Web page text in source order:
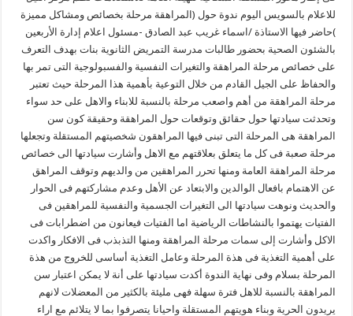
مغلقة
للاعلام بالسويس اليوم ندوة حول (المراهقة مرحلة بخصائص ومشاكل مميزة
)حاضر فيها الاستاذة /اسماء غريب عبد الصادق -مسئول اعلام إدارة الأربعين
بالشئون الصحية بحضور طالبات مدرسة التمريض الثانوية بنات بهدف التعرف
على خصائص مرحلة المراهقة والتغيرات النفسية والفسبولوجية التى تمر بها
والحفاظ على الجيل القادم من خلال التوعية بأهمية هذا المرحلة حيث تعتبر
مرحلة المراهقة من أهم واصعب مرحلة بالنسبة للابناء والاهل على حد سواء
وتحدثت سيادتها حول حقائق وتوقعات حول المراهقة وحقيقة كون سن
المراهقة هى المرحلة التى تبنى فيها المراهقون شخصيتهم المستقلة وتجعلها
مرحلة صعبة فى كل ما يتعلق بعلاقتهم مع الاهل وأشارت سيادتها الى خصائص
مرحلة المراهقة العامة ومنها تحرر المراهقين من والديهم وتوقف المراهق
عن الاهتمام بافعال الوالدين والابتعاد عن الأهل وعدم مشاركتهم فى الحوار
والحديث ونوهت سيادتها الى التغيرات الجسمية والنفسية للمراهقين فى
الفتيات يهتموا بالنشاطات الرياضية اما الفتيات فيعانون من اضطرابات فى
الاكل وأشارت إلى سمات مرحلة المراهقة ومنها التذبذب فى الافكار واكدت
على أهمية التغذية فى هذة المرحلة وعامل التغذية أساسى للخروج من هذة
المرحلة بسلام وفى نهاية الندوة أكدت سيادتها على أنة لا يمكن اعتبار سن
المراهقة بالنسبة للاهل فترة سهلة فهى مليئة بالكثير من المعضلات لانهم
يريدون الحرية وبناء هويتهم المستقلة واحيانا يتصرفوا بما لا يتلائم مع اراء